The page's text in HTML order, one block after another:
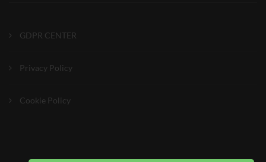
GDPR CENTER
Privacy Policy
Cookie Policy